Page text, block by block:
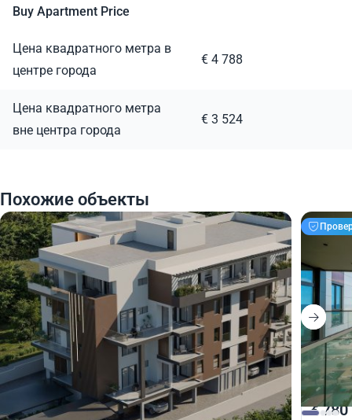
Buy Apartment Price
Цена квадратного метра в
центре города
€ 4 788
Цена квадратного метра
вне центра города
€ 3 524
Похожие объекты
€785 000 €780